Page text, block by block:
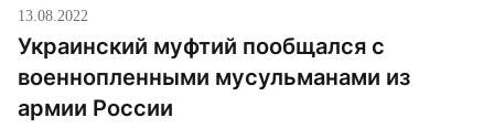
13.08.2022
Украинский муфтий пообщался с
военнопленными мусульманами из
армии России